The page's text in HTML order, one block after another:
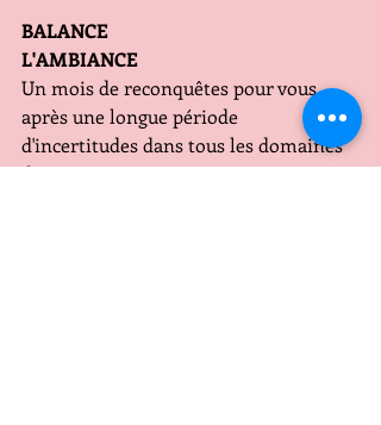
BALANCE
L'AMBIANCE
Un mois de reconquêtes pour vous
après une longue période
d'incertitudes dans tous les domaines
de votre vie.  Jusqu'au 10 MERCURE